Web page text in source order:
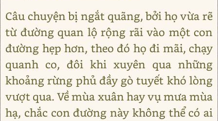
Câu chuyện bị ngắt quãng, bởi họ vừa rẽ
từ đường quan lộ rộng rãi vào một con
đường hẹp hơn, theo đó họ đi mãi, chạy
quanh co, đôi khi xuyên qua những
khoảng rừng phủ đầy gò tuyết khó lòng
vượt qua. Về mùa xuân hay vụ mưa mùa
hạ, chắc con đường này không thể có ai